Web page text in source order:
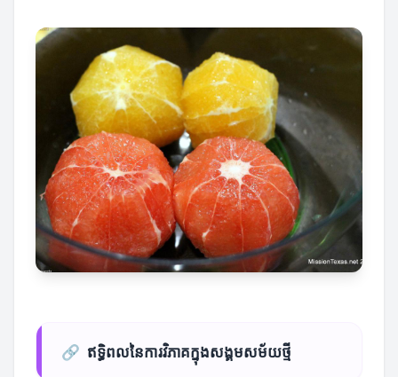
🔗 ឥទ្ធិពលនៃការវិភាគក្នុងសង្គមសម័យថ្មី